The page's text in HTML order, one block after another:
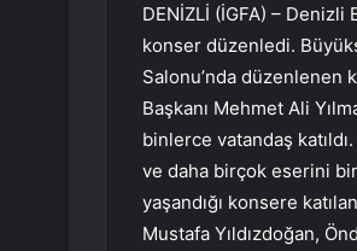
DENİZLİ (İGFA) –
konser düzenledi.
Salonu’nda düzenlenen
Başkanı Mehmet Ali
binlerce vatandaş katıldı.
ve daha birçok eserini
yaşandığı konsere
Mustafa Yıldızdoğan,